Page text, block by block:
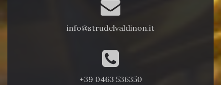
info@strudelvaldinon.it
+39 0463 536350